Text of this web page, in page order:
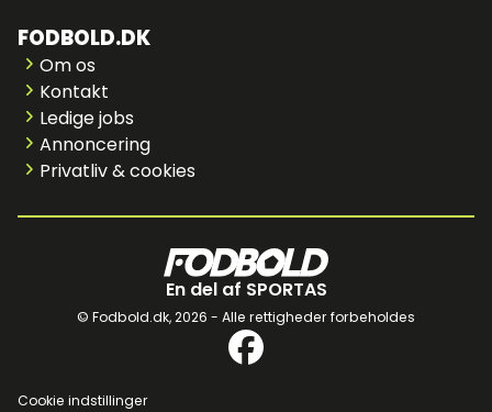
FODBOLD.DK
Om os
Kontakt
Ledige jobs
Annoncering
Privatliv & cookies
En del af SPORTAS
© Fodbold.dk,2026 - Alle rettigheder forbeholdes
Cookie indstillinger